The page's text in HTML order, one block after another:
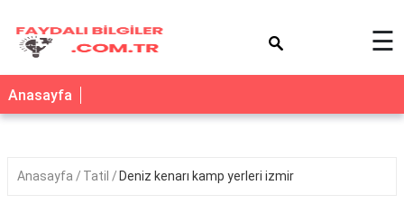
☰
Anasayfa
Anasayfa Tatil Deniz kenarı kamp yerleri izmir